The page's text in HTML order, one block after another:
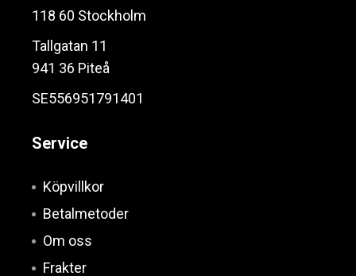
118 60 Stockholm
Tallgatan 11
941 36 Piteå
SE556951791401
Service
Köpvillkor
Betalmetoder
Om oss
Frakter